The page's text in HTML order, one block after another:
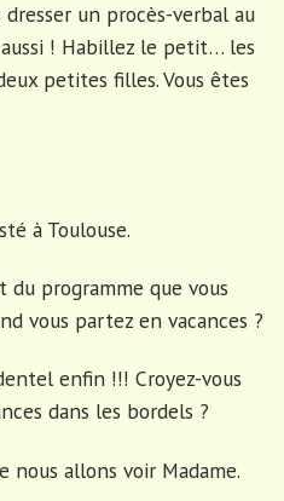
un procès-verbal au
aussi ! Habillez le petit… les
petites filles. Vous êtes
à Toulouse.
du programme que vous
vous partez en vacances ?
enfin !!! Croyez-vous
dans les bordels ?
nous allons voir Madame.